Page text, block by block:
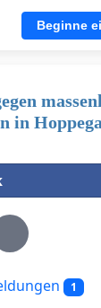
Beginne
in
1